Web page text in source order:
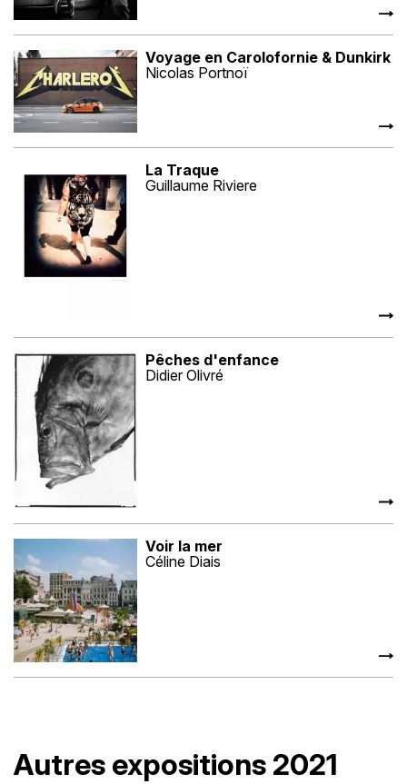
Voyage en Carolofornie & Dunkirk
Nicolas Portnoï
La Traque
Guillaume Riviere
Pêches d'enfance
Didier Olivré
Voir la mer
Céline Diais
Autres expositions 2021